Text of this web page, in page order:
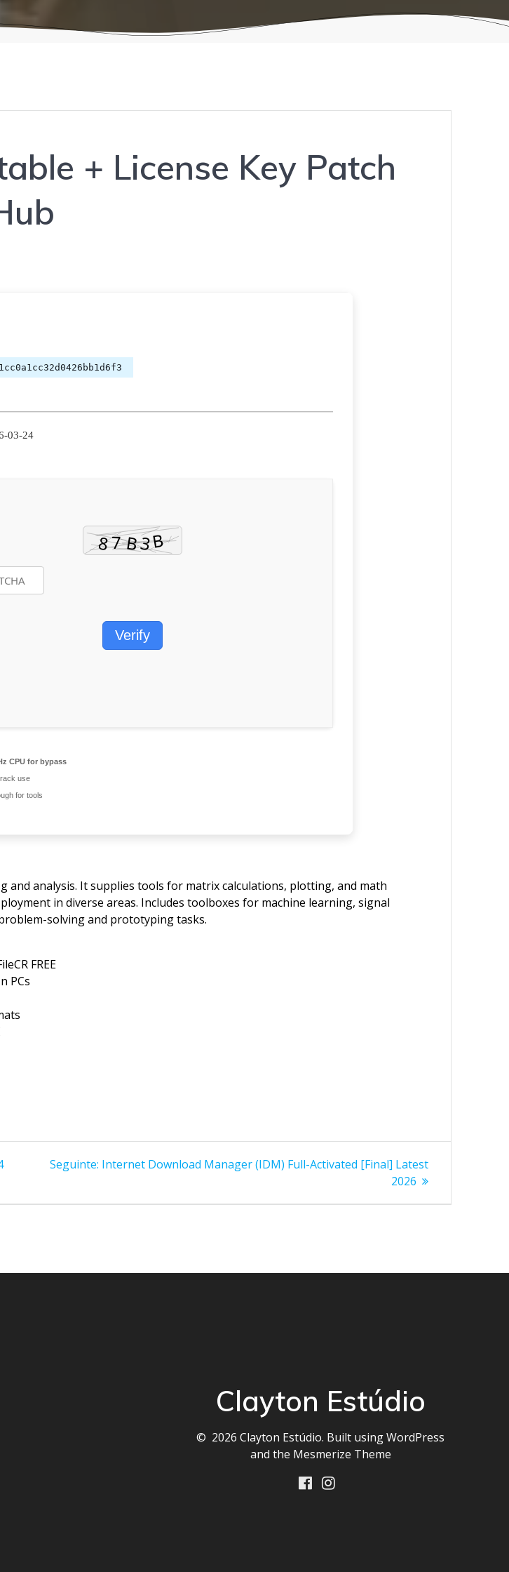
+ License Key Patch
03-24
Verify
CPU for bypass
use
for tools
analysis. It supplies tools for matrix calculations, plotting, and math
in diverse areas. Includes toolboxes for machine learning, signal
solving and prototyping tasks.
FREE
PCs
Seguinte: Post
Internet Download Manager (IDM) Full-Activated [Final] Latest
2026
Clayton Estúdio
© 2026 Clayton Estúdio. Built using WordPress
and the Mesmerize Theme